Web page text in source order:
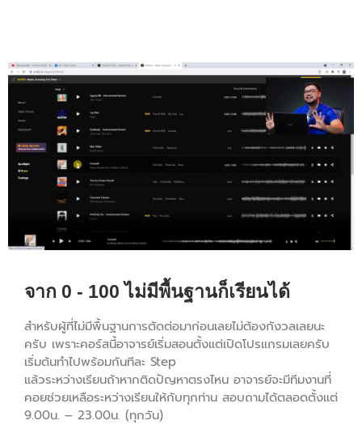
จาก 0 - 100 ไม่มีพื้นฐานก็เรียนได้
สำหรับผู้ที่ไม่มีพื้นฐานการตัดต่อมาก่อนเลยไม่ต้องกังวลเลยนะ
ครับ เพราะคอร์สนี้อาจารย์เริ่มสอนตั้งแต่เปิดโปรแกรมเลยครับ
เริ่มต้นทำไปพร้อมกันทีละ Step
แล้วระหว่างเรียนถ้าหากติดปัญหาตรงไหน อาจารย์จะมีทีมงานที่
คอยช่วยเหลือระหว่างเรียนให้กับทุกท่าน สอบถามได้ตลอดตั้งแต่
9.00น. – 23.00น. (ทุกวัน)